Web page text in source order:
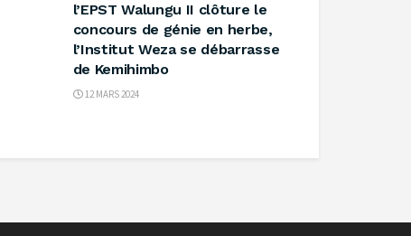
l’EPST Walungu II clôture le
concours de génie en herbe,
l’Institut Weza se débarrasse
de Kemihimbo
12 MARS 2024